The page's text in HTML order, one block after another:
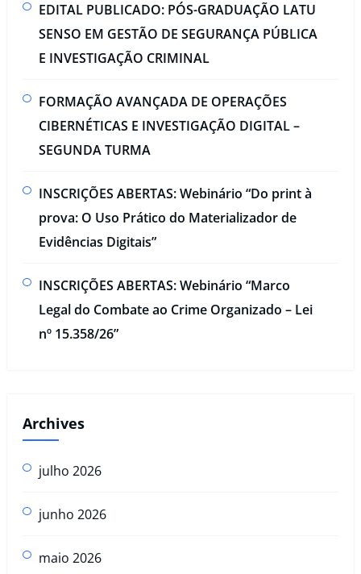
EDITAL PUBLICADO: PÓS-GRADUAÇÃO LATU
SENSO EM GESTÃO DE SEGURANÇA PÚBLICA
E INVESTIGAÇÃO CRIMINAL​
FORMAÇÃO AVANÇADA DE OPERAÇÕES
CIBERNÉTICAS E INVESTIGAÇÃO DIGITAL –
SEGUNDA TURMA​
INSCRIÇÕES ABERTAS: Webinário “Do print à
prova: O Uso Prático do Materializador de
Evidências Digitais”​
INSCRIÇÕES ABERTAS: Webinário “Marco
Legal do Combate ao Crime Organizado – Lei
nº 15.358/26”
Archives
julho 2026
junho 2026
maio 2026